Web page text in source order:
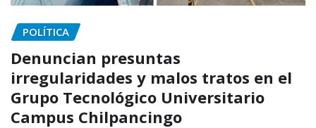
POLÍTICA
Denuncian presuntas
irregularidades y malos tratos en el
Grupo Tecnológico Universitario
Campus Chilpancingo